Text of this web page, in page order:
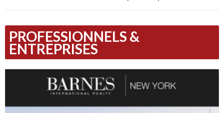
PROFESSIONNELS &
ENTREPRISES